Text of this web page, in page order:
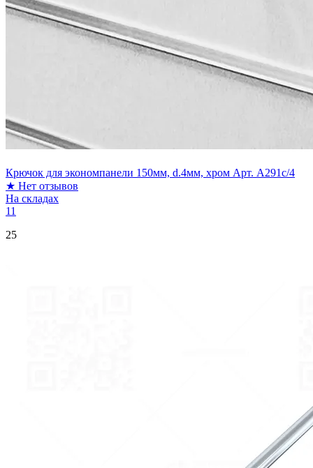
Крючок для экономпанели 150мм, d.4мм, хром Арт. A291c/4
★ Нет отзывов
На складах
11
25